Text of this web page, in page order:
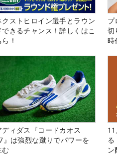
クストヒロイン選手とラウン
できるチャンス！詳しくはこ
！
プ
切
時
ディダス『コードカオス
』は強烈な蹴りでパワーを
む
る
ン